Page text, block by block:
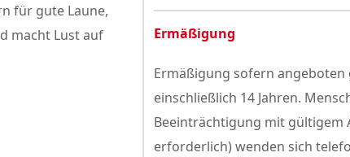
für gute Laune,
macht Lust auf
Ermäßigung
Ermäßigung sofern
einschließlich 14 Jahren.
Beeinträchtigung mit gültigem
erforderlich) wenden sich